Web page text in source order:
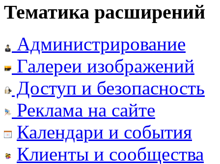
Тематика расширений
Администрирование
Галереи изображений
Доступ и безопасность
Реклама на сайте
Календари и события
Клиенты и сообщества